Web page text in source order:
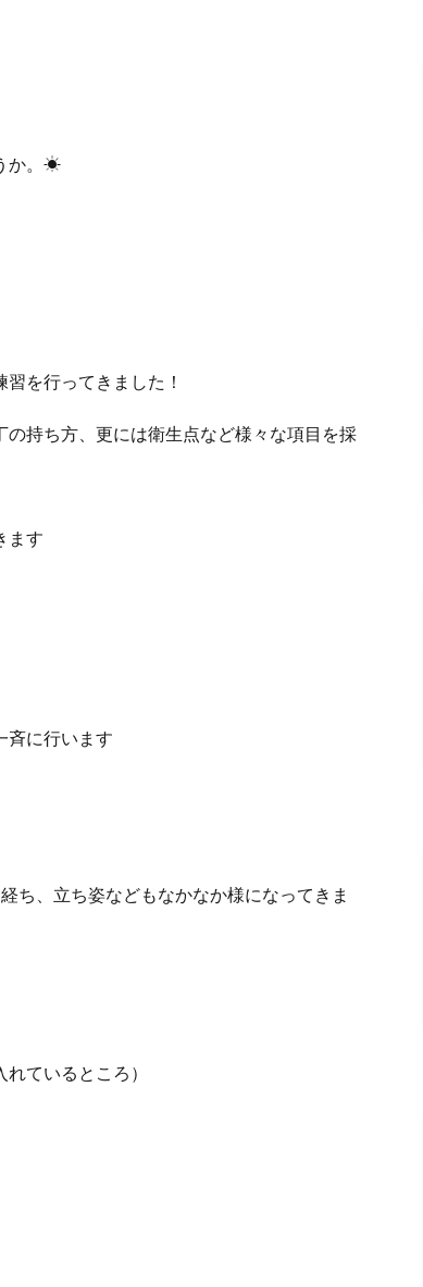
か。☀
を行ってきました！
持ち方、更には衛生点など様々な項目を採
ます
斉に行います
ち、立ち姿などもなかなか様になってきま
ているところ）